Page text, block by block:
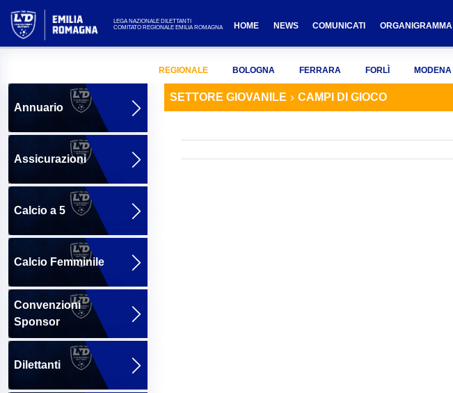
LEGA NAZIONALE DILETTANTI
COMITATO REGIONALE EMILIA ROMAGNA
HOME NEWS COMUNICATI ORGANIGRAMMA
REGIONALE BOLOGNA FERRARA FORLÌ MODENA
Annuario
Assicurazioni
Calcio a 5
Calcio Femminile
Convenzioni
Sponsor
Dilettanti
SETTORE GIOVANILE CAMPI DI GIOCO